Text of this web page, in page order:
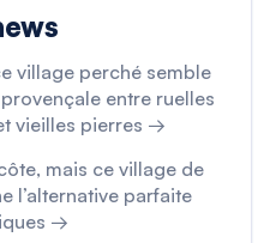
village perché semble
entre ruelles
vieilles pierres →
mais ce village de
l’alternative parfaite
→